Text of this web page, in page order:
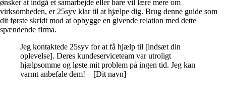
ønsker at indgå et samarbejde eller bare vil lære mere om
virksomheden, er 25syv klar til at hjælpe dig. Brug denne guide som
dit første skridt mod at opbygge en givende relation med dette
spændende firma.
Jeg kontaktede 25syv for at få hjælp til [indsæt din
oplevelse]. Deres kundeserviceteam var utroligt
hjælpsomme og løste mit problem på ingen tid. Jeg kan
varmt anbefale dem! – [Dit navn]